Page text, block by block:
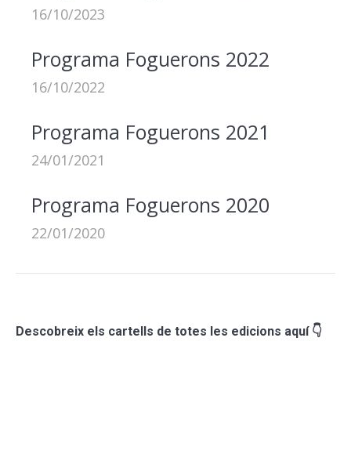
16/10/2023
Programa Foguerons 2022
16/10/2022
Programa Foguerons 2021
24/01/2021
Programa Foguerons 2020
22/01/2020
Descobreix els cartells de totes les edicions aquí 👇